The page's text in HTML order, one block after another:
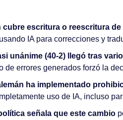
escritura o reescritura
IA para correcciones y
unánime (40-2) llegó tras
de errores generados forzó la
ha implementado
uso de IA, incluso
señala que este cambio